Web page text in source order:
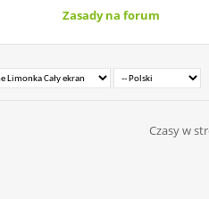
Zasady na forum
Czasy w